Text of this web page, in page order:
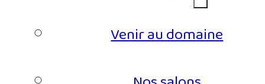
Venir au domaine